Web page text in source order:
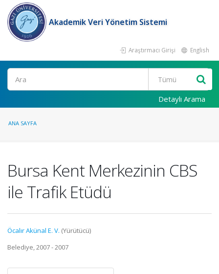
Akademik Veri Yönetim Sistemi
Araştırmacı Girişi English
Ara
Detaylı Arama
ANA SAYFA
Bursa Kent Merkezinin CBS
ile Trafik Etüdü
Öcalır Akünal E. V. (Yürütücü)
Belediye, 2007 - 2007